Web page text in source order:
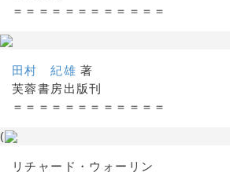
＝＝＝＝＝＝＝＝＝＝＝＝
田村 紀雄 著
芙蓉書房出版刊
＝＝＝＝＝＝＝＝＝＝＝＝
(
リチャード・ウォーリン